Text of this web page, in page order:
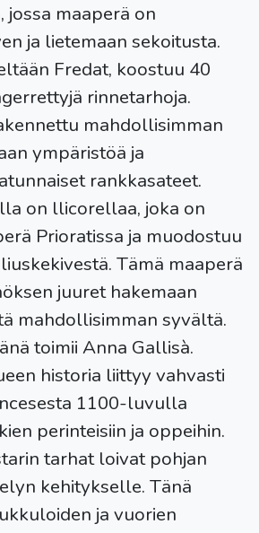
maaperä on
ja lietemaan sekoitusta.
Fredat, koostuu 40
rinnetarhoja.
mahdollisimman
ympäristöä ja
rankkasateet.
on llicorellaa, joka on
Prioratissa ja muodostuu
Tämä maaperä
juuret hakemaan
mahdollisimman syvältä.
toimii Anna Gallisà.
historia liittyy vahvasti
1100-luvulla
perinteisiin ja oppeihin.
tarhat loivat pohjan
kehitykselle. Tänä
ja vuorien